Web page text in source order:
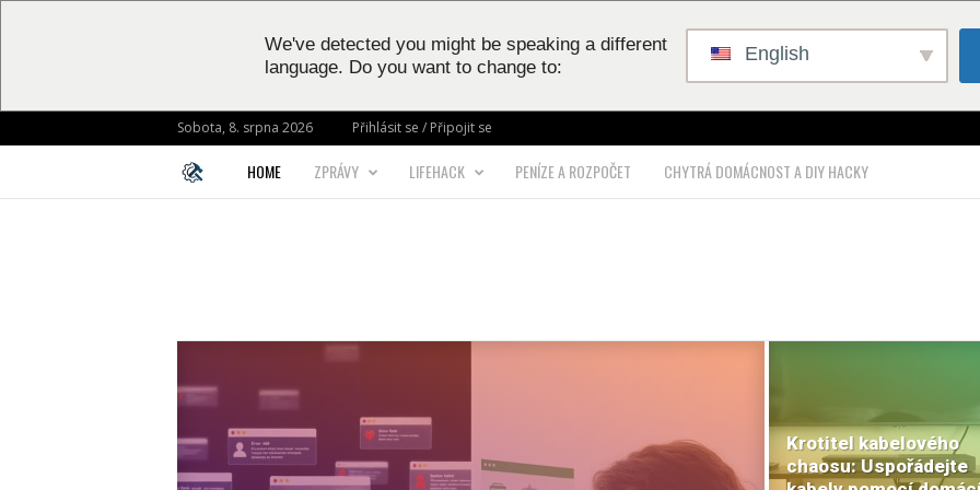
We've detected you might be speaking a different
language. Do you want to change to:
English
Sobota, 8. srpna 2026 Přihlásit se / Připojit se
A
C
HOME ZPRÁVY LIFEHACK PENÍZE A ROZPOČET CHYTRÁ DOMÁCNOST A DIY HACKY
Krotitel kabelového
chaosu: Uspořádejte